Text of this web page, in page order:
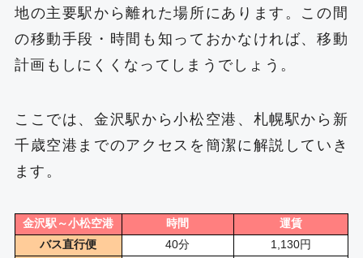
地の主要駅から離れた場所にあります。この間
の移動手段・時間も知っておかなければ、移動
計画もしにくくなってしまうでしょう。
ここでは、金沢駅から小松空港、札幌駅から新
千歳空港までのアクセスを簡潔に解説していき
ます。
金沢駅～小松空港 時間
運賃
バス直行便
40分 1,130円